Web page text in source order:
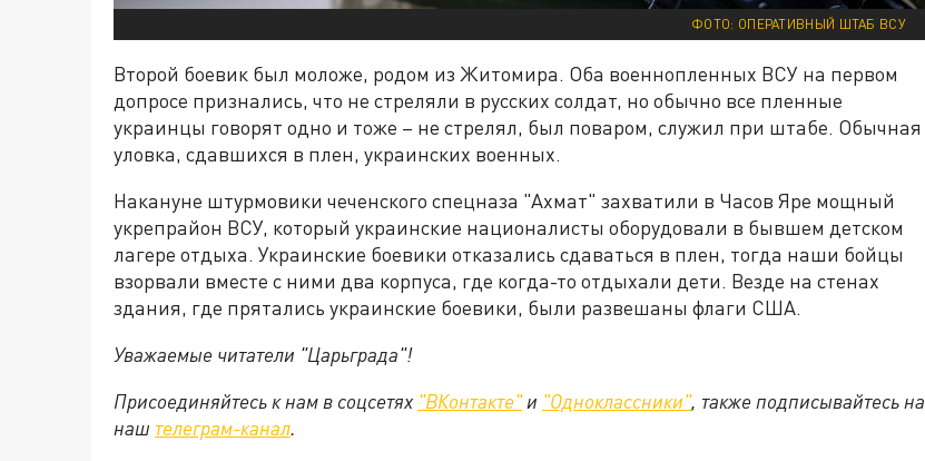
ФОТО: ОПЕРАТИВНЫЙ ШТАБ ВСУ
Второй боевик был моложе, родом из Житомира. Оба военнопленных ВСУ на первом
допросе признались, что не стреляли в русских солдат, но обычно все пленные
украинцы говорят одно и тоже – не стрелял, был поваром, служил при штабе. Обычная
уловка, сдавшихся в плен, украинских военных.
Накануне штурмовики чеченского спецназа "Ахмат" захватили в Часов Яре мощный
укрепрайон ВСУ, который украинские националисты оборудовали в бывшем детском
лагере отдыха. Украинские боевики отказались сдаваться в плен, тогда наши бойцы
взорвали вместе с ними два корпуса, где когда-то отдыхали дети. Везде на стенах
здания, где прятались украинские боевики, были развешаны флаги США.
Уважаемые читатели "Царьграда"!
Присоединяйтесь к нам в соцсетях "ВКонтакте"и "Одноклассники", также подписывайтесь на
наш телеграм-канал.